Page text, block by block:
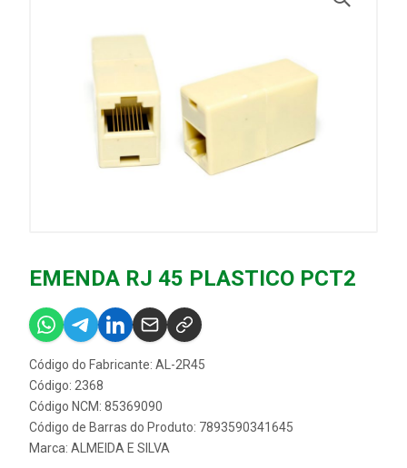
EMENDA RJ 45 PLASTICO PCT2
Código do Fabricante: AL-2R45
Código: 2368
Código NCM: 85369090
Código de Barras do Produto: 7893590341645
Marca: ALMEIDA E SILVA